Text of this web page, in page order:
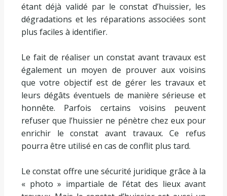
étant déjà validé par le constat d’huissier, les
dégradations et les réparations associées sont
plus faciles à identifier.
Le fait de réaliser un constat avant travaux est
également un moyen de prouver aux voisins
que votre objectif est de gérer les travaux et
leurs dégâts éventuels de manière sérieuse et
honnête. Parfois certains voisins peuvent
refuser que l’huissier ne pénètre chez eux pour
enrichir le constat avant travaux. Ce refus
pourra être utilisé en cas de conflit plus tard.
Le constat offre une sécurité juridique grâce à la
« photo » impartiale de l’état des lieux avant